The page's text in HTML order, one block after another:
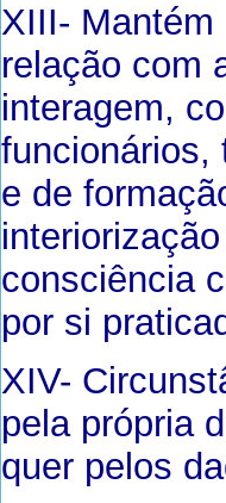
XIII- Mantém
relação com
interagem,
funcionários,
e de
consciência
por si
XIV-
pela própria
quer pelos